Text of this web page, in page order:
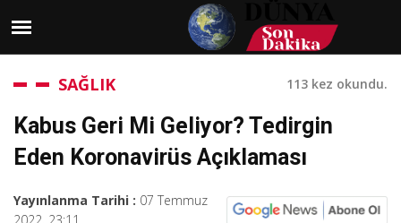
SAĞLIK 113 kez okundu.
Kabus Geri Mi Geliyor? Tedirgin
Eden Koronavirüs Açıklaması
Yayınlanma Tarihi : 07 Temmuz